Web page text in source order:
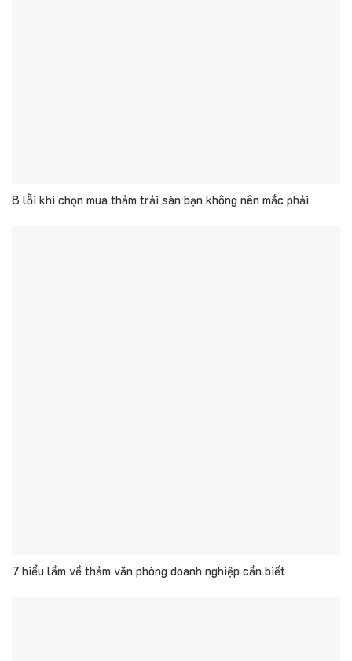
8 lỗi khi chọn mua thảm trải sàn bạn không nên mắc phải
7 hiểu lầm về thảm văn phòng doanh nghiệp cần biết